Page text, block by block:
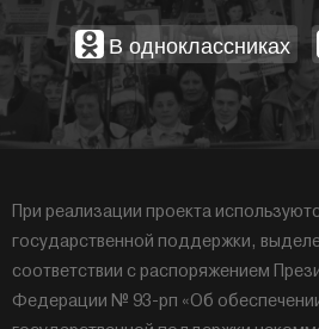
В одноклассниках
При реализации проекта
государственной поддержки,
соответствии с распоряжением
Федерации № 93-рп «Об